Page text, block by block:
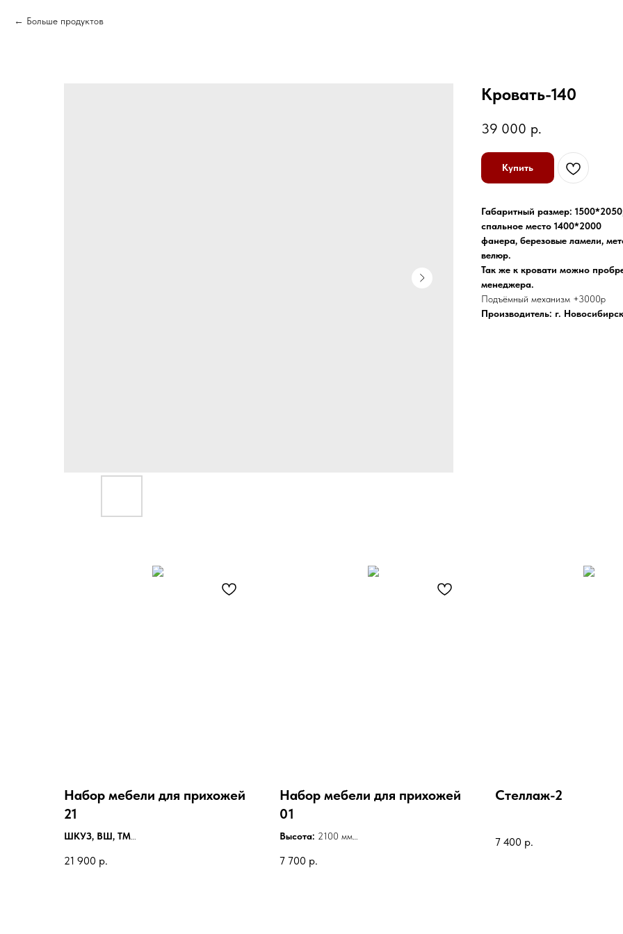
Больше продуктов
Кровать-140
39 000 р.
Купить
Габаритный размер:
спальное место 1400*2000
фанера, березовые ламели,
велюр.
Так же к кровати можно
менеджера.
Подъёмный механизм +3000р
Производитель: г. Новосибирск
Набор мебели для прихожей
21
ШКУЗ, ВШ, ТМ
Ширина:705х1305 мм
21 900 р.
Набор мебели для прихожей
01
Высота: 2100 мм
Глубина:
7 700 р.
Стеллаж-2
7 400 р.